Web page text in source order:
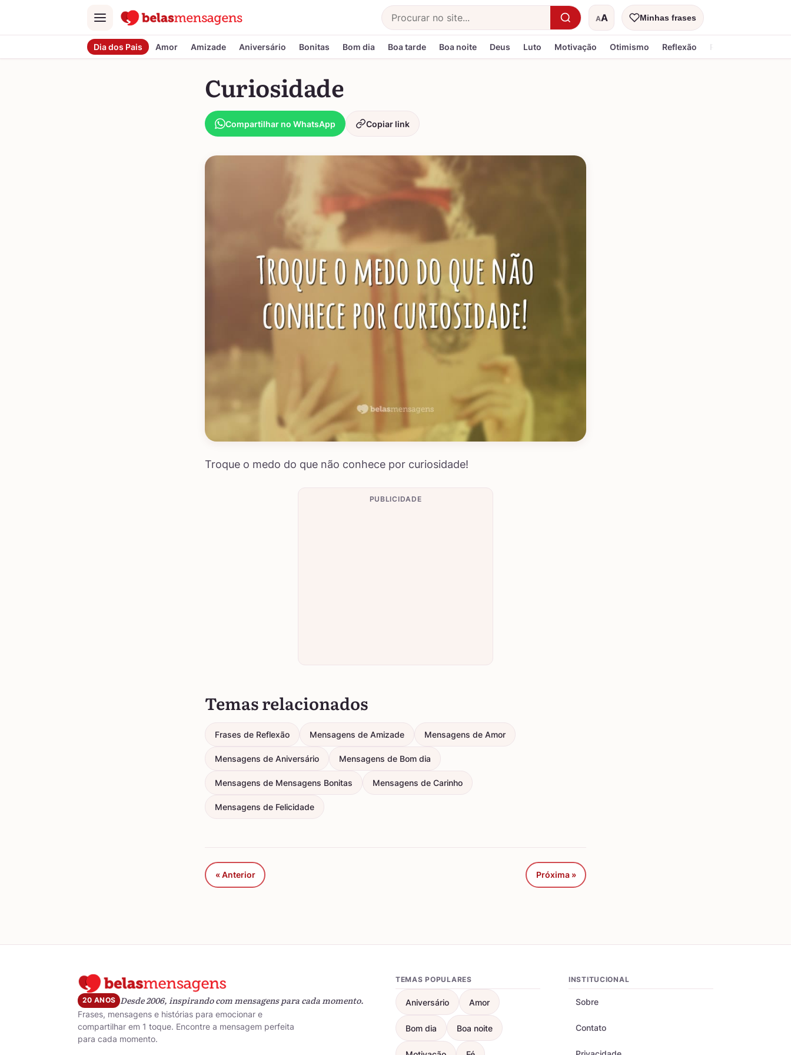
Menu
Buscar AA
Tamanho do textoMinhas frases
Dia dos Pais Amor Amizade Aniversário Bonitas Bom dia Boa tarde Boa noite Deus Luto Motivação Otimismo Reflexão Religiosa
Curiosidade
Compartilhar no WhatsApp Copiar link
Troque o medo do que não conhece por curiosidade!
PUBLICIDADE
Temas relacionados
Frases de Reflexão Mensagens de Amizade Mensagens de Amor
Mensagens de Aniversário Mensagens de Bom dia
Mensagens de Mensagens Bonitas Mensagens de Carinho
Mensagens de Felicidade
« Anterior Próxima »
20 ANOS Desde 2006, inspirando com mensagens para cada momento.
Frases, mensagens e histórias para emocionar e
compartilhar em 1 toque. Encontre a mensagem perfeita
para cada momento.
TEMAS POPULARES
Aniversário Amor
Bom dia Boa noite
INSTITUCIONAL
Sobre
Contato